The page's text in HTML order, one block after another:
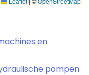
en
pompen